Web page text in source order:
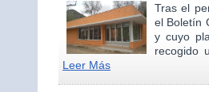
Tras el
el Boletín
y cuyo
recogido
Leer Más